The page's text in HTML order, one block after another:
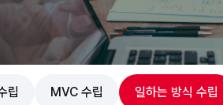
립 MVC 수립 일하는 방식 수립